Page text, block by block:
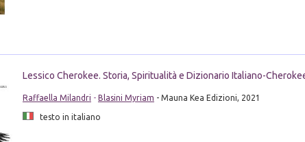
Lessico Cherokee. Storia, Spiritualità e Dizionario Italiano-
Raffaella Milandri - Blasini Myriam - Mauna Kea Edizioni, 2021
testo in italiano